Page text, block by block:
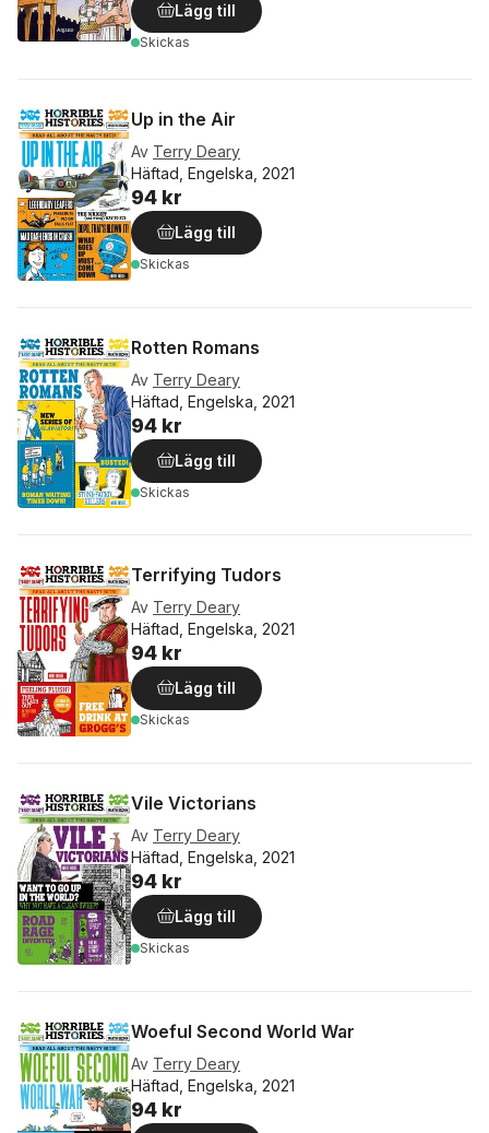
Lägg till
Skickas
Up in the Air
Av Terry Deary
Häftad, Engelska, 2021
94 kr
Lägg till
Skickas
Rotten Romans
Av Terry Deary
Häftad, Engelska, 2021
94 kr
Lägg till
Skickas
Terrifying Tudors
Av Terry Deary
Häftad, Engelska, 2021
94 kr
Lägg till
Skickas
Vile Victorians
Av Terry Deary
Häftad, Engelska, 2021
94 kr
Lägg till
Skickas
Woeful Second World War
Av Terry Deary
Häftad, Engelska, 2021
94 kr